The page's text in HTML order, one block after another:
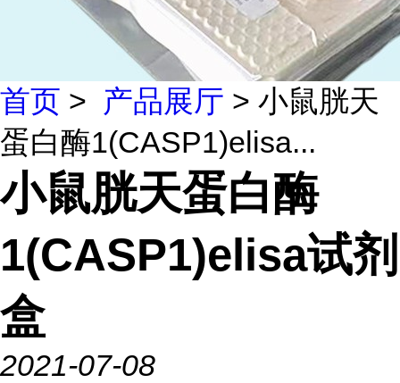
首页 > 产品展厅 > 小鼠胱天
蛋白酶1(CASP1)elisa...
小鼠胱天蛋白酶
1(CASP1)elisa试剂
盒
2021-07-08